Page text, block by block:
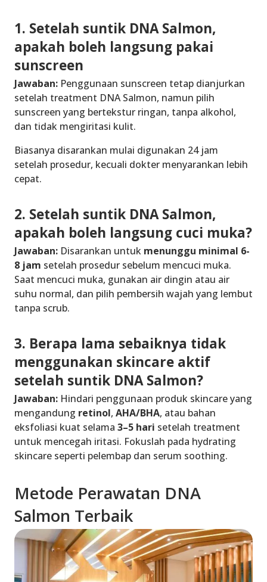
1. Setelah suntik DNA Salmon,
apakah boleh langsung pakai
sunscreen
Jawaban: Penggunaan sunscreen tetap dianjurkan
setelah treatment DNA Salmon, namun pilih
sunscreen yang bertekstur ringan, tanpa alkohol,
dan tidak mengiritasi kulit.
Biasanya disarankan mulai digunakan 24 jam
setelah prosedur, kecuali dokter menyarankan lebih
cepat.
2. Setelah suntik DNA Salmon,
apakah boleh langsung cuci muka?
Jawaban: Disarankan untuk menunggu minimal 6-
8 jam setelah prosedur sebelum mencuci muka.
Saat mencuci muka, gunakan air dingin atau air
suhu normal, dan pilih pembersih wajah yang lembut
tanpa scrub.
3. Berapa lama sebaiknya tidak
menggunakan skincare aktif
setelah suntik DNA Salmon?
Jawaban: Hindari penggunaan produk skincare yang
mengandung retinol, AHA/BHA, atau bahan
eksfoliasi kuat selama 3–5 hari setelah treatment
untuk mencegah iritasi. Fokuslah pada hydrating
skincare seperti pelembap dan serum soothing.
Metode Perawatan DNA
Salmon Terbaik